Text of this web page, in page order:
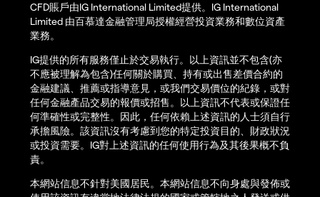
CFD賬戶由IG International Limited提供。IG International
Limited 由百慕達金融管理局授權經營投資業務和數位資產
業務。
IG提供的所有服務僅止於交易執行。以上資訊並不包含(亦
不應被理解為包含)任何關於購買、持有或出售差價合約的
金融建議、推薦或指導意見，或我們交易價位的紀錄，或對
任何金融產品交易的報價或招售。以上資訊不代表或保證任
何準確性或完整性。因此，任何依賴上述資訊的人士須自行
承擔風險。該資訊沒有考慮到您的特定投資目的、財政狀況
或投資需要。IG對上述資訊的任何使用行為及其後果概不負
責。
本網站信息不針對美國居民。本網站信息不向身處與發佈或